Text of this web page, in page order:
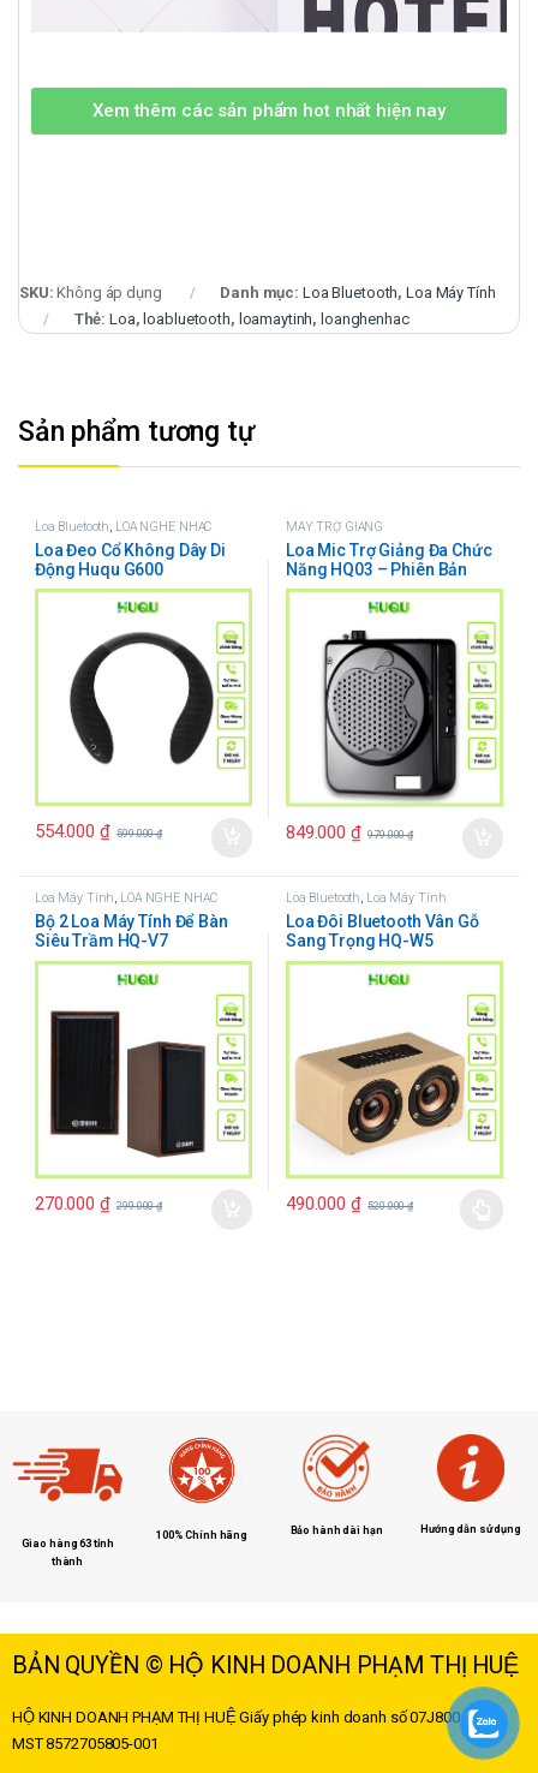
Xem thêm các sản phẩm hot nhất hiện nay
SKU:Không áp dụng Danh mục: Loa Bluetooth,Loa Máy Tính
Thẻ:Loa, loabluetooth, loamaytinh, loanghenhac
Sản phẩm tương tự
Loa Bluetooth, LOA NGHE NHẠC
Loa Đeo Cổ Không Dây Di
Động Huqu G600
554.000 ₫ 599.000₫
MÁY TRỢ GIẢNG
Loa Mic Trợ Giảng Đa Chức
Năng HQ03 – Phiên Bản
Nâng Cấp Có Bluetooth – Đa
Dạng Cách Sử Dụng Thẻ Nhớ
849.000 ₫ 979.000₫
Loa Máy Tính, LOA NGHE NHẠC
Bộ 2 Loa Máy Tính Để Bàn
Siêu Trầm HQ-V7
270.000 ₫ 299.000₫
Loa Bluetooth, Loa Máy Tính
Loa Đôi Bluetooth Vân Gỗ
Sang Trọng HQ-W5
490.000 ₫ 520.000₫
Giao hàng 63 tỉnh
thành
100% Chính hãng Bảo hành dài hạn Hướng dẫn sử dụng
BẢN QUYỀN © HỘ KINH DOANH PHẠM THỊ HUỆ
HỘ KINH DOANH PHẠM THỊ HUỆ Giấy phép kinh doanh số 07J8004178 –
MST8572705805-001